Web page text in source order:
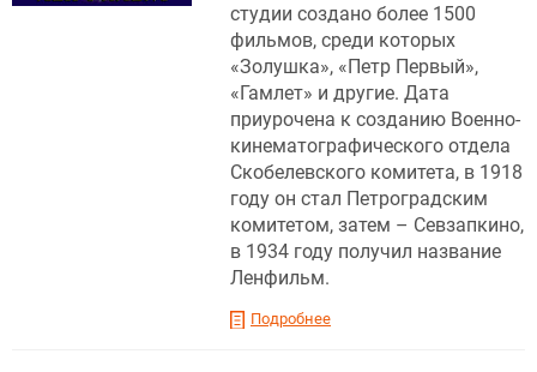
студии создано более 1500
фильмов, среди которых
«Золушка», «Петр Первый»,
«Гамлет» и другие. Дата
приурочена к созданию Военно-
кинематографического отдела
Скобелевского комитета, в 1918
году он стал Петроградским
комитетом, затем – Севзапкино,
в 1934 году получил название
Ленфильм.
Подробнее